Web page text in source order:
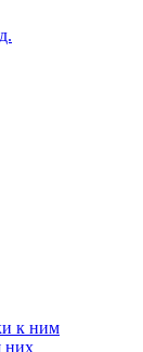
к ним
них